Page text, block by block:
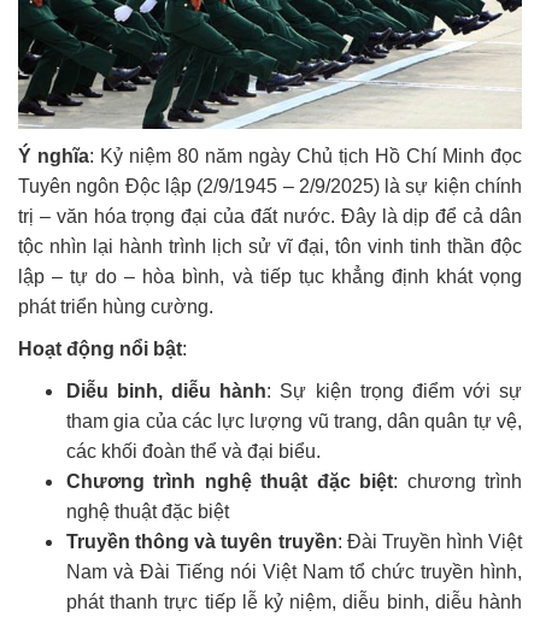
Ý nghĩa: Kỷ niệm 80 năm ngày Chủ tịch Hồ Chí Minh đọc
Tuyên ngôn Độc lập (2/9/1945 – 2/9/2025) là sự kiện chính
trị – văn hóa trọng đại của đất nước. Đây là dịp để cả dân
tộc nhìn lại hành trình lịch sử vĩ đại, tôn vinh tinh thần độc
lập – tự do – hòa bình, và tiếp tục khẳng định khát vọng
phát triển hùng cường.
Hoạt động nổi bật:
Diễu binh, diễu hành: Sự kiện trọng điểm với sự
tham gia của các lực lượng vũ trang, dân quân tự vệ,
các khối đoàn thể và đại biểu.
Chương trình nghệ thuật đặc biệt: chương trình
nghệ thuật đặc biệt
Truyền thông và tuyên truyền: Đài Truyền hình Việt
Nam và Đài Tiếng nói Việt Nam tổ chức truyền hình,
phát thanh trực tiếp lễ kỷ niệm, diễu binh, diễu hành